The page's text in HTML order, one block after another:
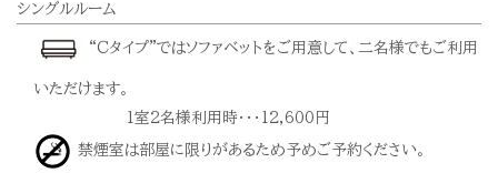
シングルルーム
“Ｃタイプ”ではソファベットをご用意して、二名様でもご利用
いただけます。
1室2名様利用時・・・12,600円
禁煙室は部屋に限りがあるため予めご予約ください。